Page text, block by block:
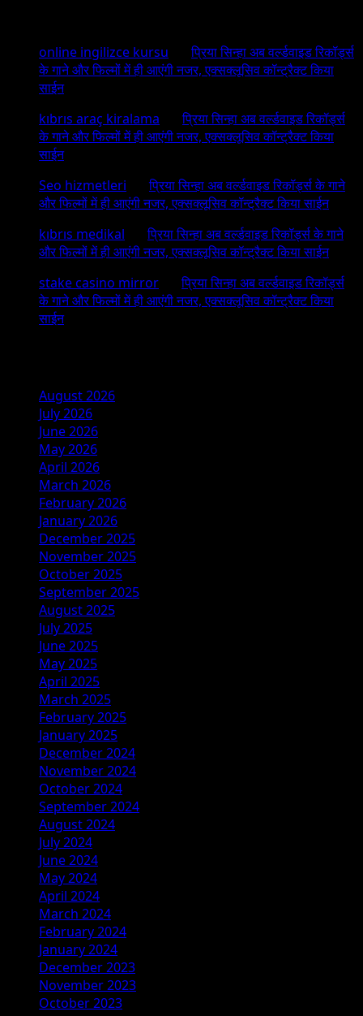
online ingilizce kursu onप्रिया सिन्हा अब वर्ल्डवाइड रिकॉर्ड्स
के गाने और फिल्मों में ही आएंगी नजर, एक्सक्लूसिव कॉन्ट्रैक्ट किया
साईन
kıbrıs araç kiralama onप्रिया सिन्हा अब वर्ल्डवाइड रिकॉर्ड्स
के गाने और फिल्मों में ही आएंगी नजर, एक्सक्लूसिव कॉन्ट्रैक्ट किया
साईन
Seo hizmetleri onप्रिया सिन्हा अब वर्ल्डवाइड रिकॉर्ड्स के गाने
और फिल्मों में ही आएंगी नजर, एक्सक्लूसिव कॉन्ट्रैक्ट किया साईन
kıbrıs medikal onप्रिया सिन्हा अब वर्ल्डवाइड रिकॉर्ड्स के गाने
और फिल्मों में ही आएंगी नजर, एक्सक्लूसिव कॉन्ट्रैक्ट किया साईन
stake casino mirror onप्रिया सिन्हा अब वर्ल्डवाइड रिकॉर्ड्स
के गाने और फिल्मों में ही आएंगी नजर, एक्सक्लूसिव कॉन्ट्रैक्ट किया
साईन
August 2026
July 2026
June 2026
May 2026
April 2026
March 2026
February 2026
January 2026
December 2025
November 2025
October 2025
September 2025
August 2025
July 2025
June 2025
May 2025
April 2025
March 2025
February 2025
January 2025
December 2024
November 2024
October 2024
September 2024
August 2024
July 2024
June 2024
May 2024
April 2024
March 2024
February 2024
January 2024
December 2023
November 2023
October 2023